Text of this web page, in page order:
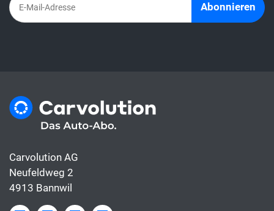
Abonnieren
Carvolution AG
Neufeldweg 2
4913 Bannwil